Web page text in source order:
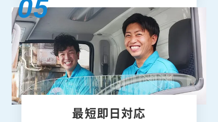
最短即日対応